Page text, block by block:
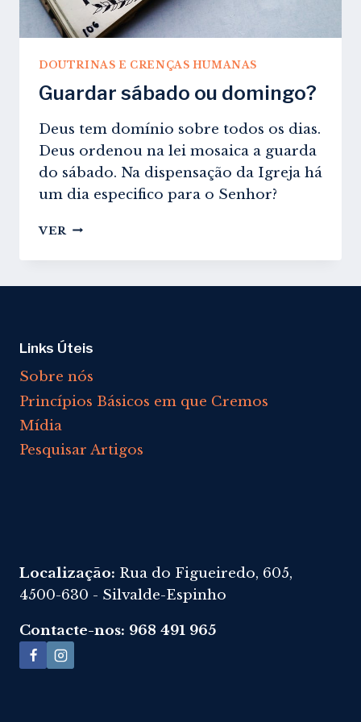
DOUTRINAS E CRENÇAS HUMANAS
Guardar sábado ou domingo?
Deus tem domínio sobre todos os dias.
Deus ordenou na lei mosaica a guarda
do sábado. Na dispensação da Igreja há
um dia especifico para o Senhor?
VER GUARDAR
OU
Links Úteis
Sobre nós
Princípios Básicos em que Cremos
Mídia
Pesquisar Artigos
Localização: Rua do Figueiredo, 605,
4500-630 - Silvalde-Espinho
Contacte-nos: 968 491 965